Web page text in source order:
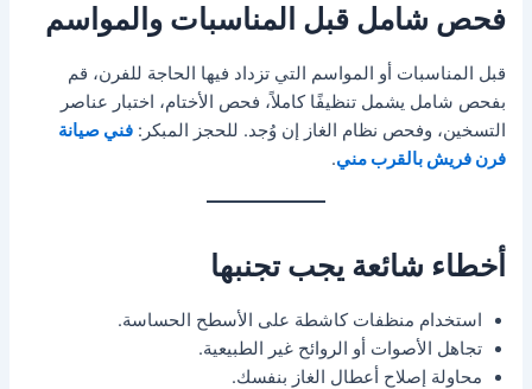
فحص شامل قبل المناسبات والمواسم
قبل المناسبات أو المواسم التي تزداد فيها الحاجة للفرن، قم
بفحص شامل يشمل تنظيفًا كاملاً، فحص الأختام، اختبار عناصر
التسخين، وفحص نظام الغاز إن وُجد. للحجز المبكر:فني صيانة
فرن فريش بالقرب مني.
أخطاء شائعة يجب تجنبها
استخدام منظفات كاشطة على الأسطح الحساسة.
تجاهل الأصوات أو الروائح غير الطبيعية.
محاولة إصلاح أعطال الغاز بنفسك.